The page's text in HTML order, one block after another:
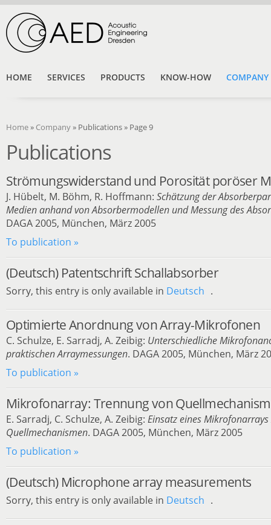
HOME SERVICES PRODUCTS KNOW-HOW COMPANY
Home» Company» Publications» Page 9
Publications
Strömungswiderstand und Porosität poröser
J. Hübelt, M. Böhm, R. Hoffmann: Schätzung der
Medien anhand von Absorbermodellen und Messung des
DAGA 2005, München, März 2005
To publication »
(Deutsch) Patentschrift Schallabsorber
Sorry, this entry is only available in Deutsch .
Optimierte Anordnung von Array-Mikrofonen
C. Schulze, E. Sarradj, A. Zeibig: Unterschiedliche
praktischen Arraymessungen. DAGA 2005, München, März
To publication »
Mikrofonarray: Trennung von
E. Sarradj, C. Schulze, A. Zeibig: Einsatz eines
Quellmechanismen. DAGA 2005, München, März 2005
To publication »
(Deutsch) Microphone array measurements
Sorry, this entry is only available in Deutsch .